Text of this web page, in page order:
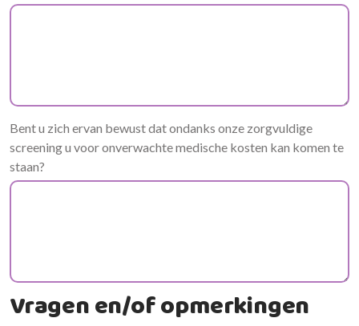
Bent u zich ervan bewust dat ondanks onze zorgvuldige
screening u voor onverwachte medische kosten kan komen te
staan?
Vragen en/of opmerkingen